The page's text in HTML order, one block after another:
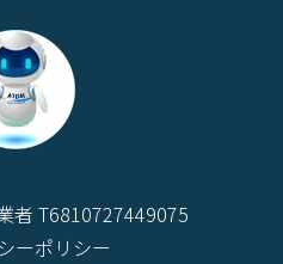
者 T6810727449075
ーポリシー